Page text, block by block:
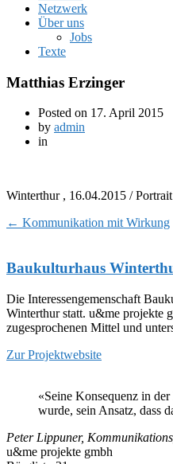
Netzwerk
Über uns
Jobs
Texte
Matthias Erzinger
Posted on 17. April 2015
by admin
in
Winterthur , 16.04.2015 /
← Kommunikation mit Wirkung
Baukulturhaus
Die Interessengemenschaft
Winterthur statt. u&me projekte
zugesprochenen Mittel und
Zur Projektwebsite
«Seine Konsequenz in
wurde, sein Ansatz, dass
Peter Lippuner,
u&me projekte gmbh